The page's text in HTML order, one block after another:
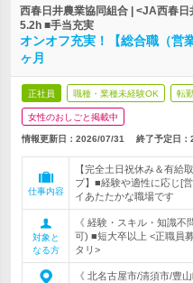
西春日井農業協同組合 | <JA西春
5.2h ■手当充実
オンオフ充実！【総合職（
ヶ月
正社員 職種・業種未経験OK 転
女性のおしごと掲載中
情報更新日：2026/07/31 終了予定日：
仕事内容
【完全土日祝休み＆有給
プ】■経験や適性に応じ[
イあたたかな職場です
対象と
なる方
《 経験・スキル・知識
可) ■短大卒以上 <正職員
タリ>
《 北名古屋市/清須市/豊